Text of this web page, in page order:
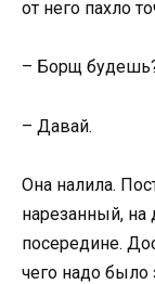
от него пахло
– Борщ
– Давай.
Она налила.
нарезанный, на
посередине.
чего надо было